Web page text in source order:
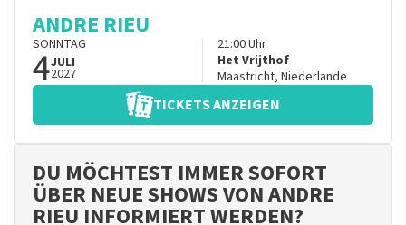
ANDRE RIEU
SONNTAG
4JULI
2027
21:00Uhr
Het Vrijthof
Maastricht, Niederlande
TICKETS ANZEIGEN
DU MÖCHTEST IMMER SOFORT
ÜBER NEUE SHOWS VON ANDRE
RIEU INFORMIERT WERDEN?